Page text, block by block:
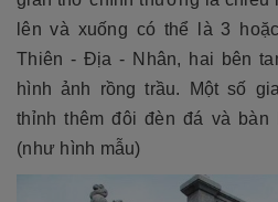
lên và xuống có thể là 3
Thiên - Địa - Nhân, hai bên
hình ảnh rồng trầu. Một số
thỉnh thêm đôi đèn đá và
(như hình mẫu)